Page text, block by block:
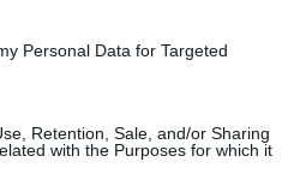
Personal Data for Targeted
Retention, Sale, and/or Sharing
with the Purposes for which it